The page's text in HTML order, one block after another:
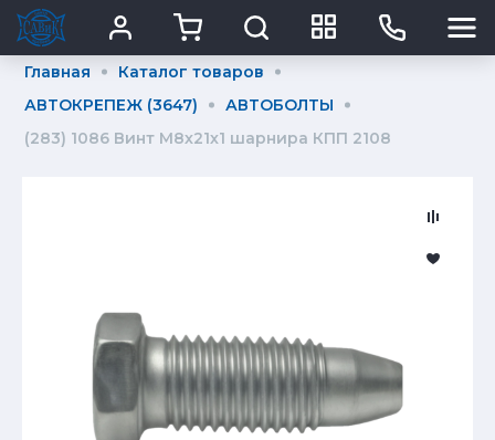
Главная
Каталог товаров
АВТОКРЕПЕЖ (3647)
АВТОБОЛТЫ
(283) 1086 Винт М8х21х1 шарнира КПП 2108